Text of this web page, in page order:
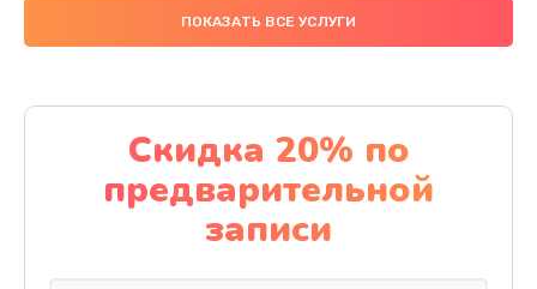
Настройка
Заказать
Ремонт кнопки
1200 руб.
Заказать
ПОКАЗАТЬ ВСЕ УСЛУГИ
Скидка 20% по
предварительной
записи